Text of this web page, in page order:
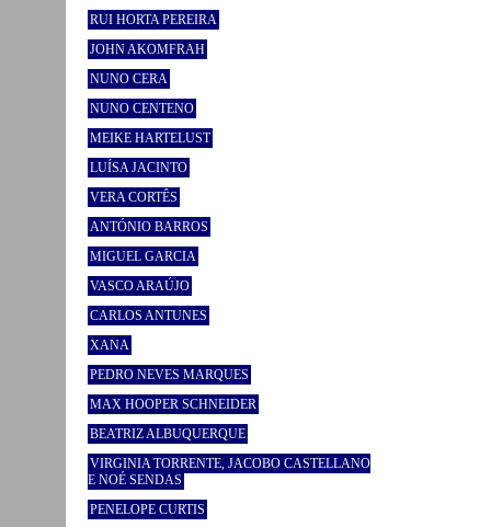
RUI HORTA PEREIRA
JOHN AKOMFRAH
NUNO CERA
NUNO CENTENO
MEIKE HARTELUST
LUÍSA JACINTO
VERA CORTÊS
ANTÓNIO BARROS
MIGUEL GARCIA
VASCO ARAÚJO
CARLOS ANTUNES
XANA
PEDRO NEVES MARQUES
MAX HOOPER SCHNEIDER
BEATRIZ ALBUQUERQUE
VIRGINIA TORRENTE, JACOBO CASTELLANO
E NOÉ SENDAS
PENELOPE CURTIS